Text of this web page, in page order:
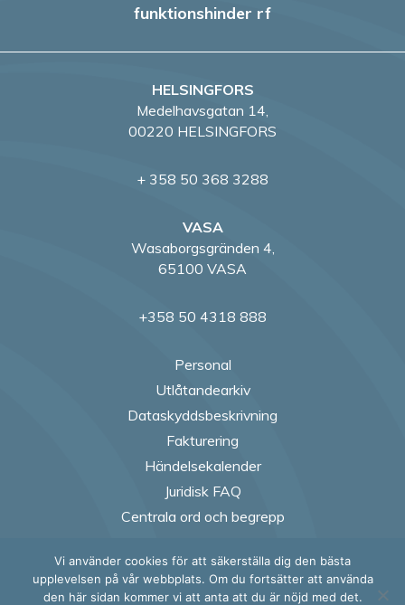
funktionshinder rf
HELSINGFORS
Medelhavsgatan 14,
00220 HELSINGFORS
+ 358 50 368 3288
VASA
Wasaborgsgränden 4,
65100 VASA
+358 50 4318 888
Personal
Utlåtandearkiv
Dataskyddsbeskrivning
Fakturering
Händelsekalender
Juridisk FAQ
Centrala ord och begrepp
Follow us on
Follow us on
Follow
Vi använder cookies för att säkerställa dig den bästa
upplevelsen på vår webbplats. Om du fortsätter att använda
den här sidan kommer vi att anta att du är nöjd med det.